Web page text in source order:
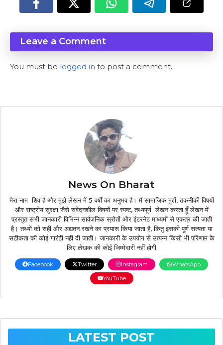
Leave a Comment
You must be logged in to post a comment.
News On Bharat
मेरा नाम शिव है और मुझे लेखन में 5 वर्षों का अनुभव है। मैं सामाजिक मुद्दों, तकनीकी विषयों
और राष्ट्रीय सुरक्षा जैसे संवेदनशील विषयों पर स्पष्ट, तथ्यपूर्ण लेखन करता हूँ लेखन में
प्रस्तुत सभी जानकारी विभिन्न सार्वजनिक स्रोतों और इंटरनेट माध्यमों से एकत्र की जाती
है। तथ्यों को सही और अद्यतन रखने का प्रयास किया जाता है, किंतु इसकी पूर्ण सत्यता या
सटीकता की कोई गारंटी नहीं दी जाती। जानकारी के उपयोग से उत्पन्न किसी भी परिणाम के
लिए लेखक की कोई जिम्मेदारी नहीं होगी
Facebook Twitter Instagram
WhatsApp
YouTube
LATEST POST